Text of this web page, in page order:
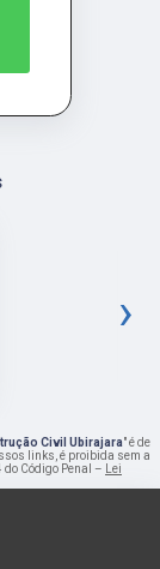
›
Civil Ubirajara" é de
links, é proibida sem a
Código Penal –
Lei